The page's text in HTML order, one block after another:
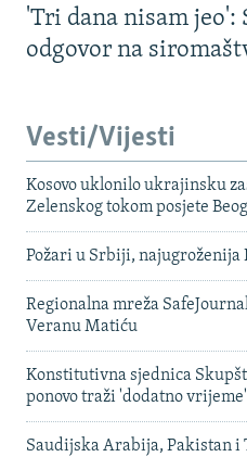
'Tri dana nisam jeo':
odgovor na
Vesti/Vijesti
Kosovo uklonilo ukrajinsku
Zelenskog tokom posjete
Požari u Srbiji, najugroženija
Regionalna mreža
Veranu Matiću
Konstitutivna sjednica
ponovo traži 'dodatno
Saudijska Arabija, Pakistan